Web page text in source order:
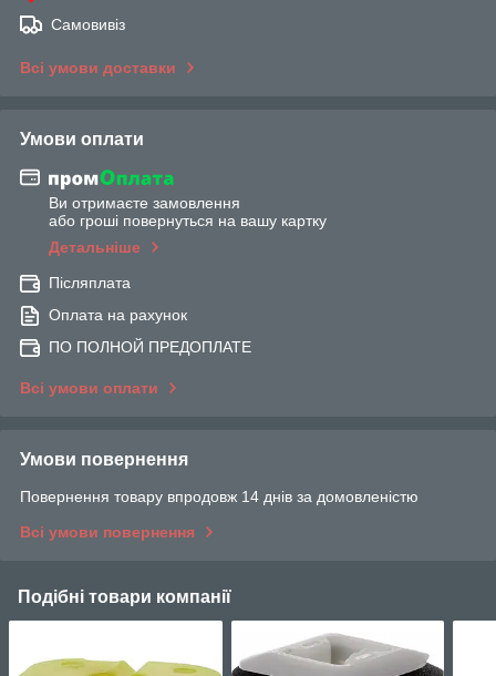
Самовивіз
Всі умови доставки
Умови оплати
Ви отримаєте замовлення
або гроші повернуться на вашу картку
Детальніше
Післяплата
Оплата на рахунок
ПО ПОЛНОЙ ПРЕДОПЛАТЕ
Всі умови оплати
Умови повернення
Повернення товару впродовж 14 днів за домовленістю
Всі умови повернення
Подібні товари компанії